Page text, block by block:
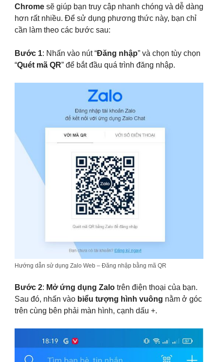
Chrome sẽ giúp bạn truy cập nhanh chóng và dễ dàng
hơn rất nhiều. Để sử dụng phương thức này, bạn chỉ
cần làm theo các bước sau:
Bước 1: Nhấn vào nút “Đăng nhập” và chọn tùy chọn
“Quét mã QR” để bắt đầu quá trình đăng nhập.
Hướng dẫn sử dụng Zalo Web – Đăng nhập bằng mã QR
Bước 2: Mở ứng dụng Zalo trên điện thoại của bạn.
Sau đó, nhấn vào biểu tượng hình vuông nằm ở góc
trên cùng bên phải màn hình, cạnh dấu +.